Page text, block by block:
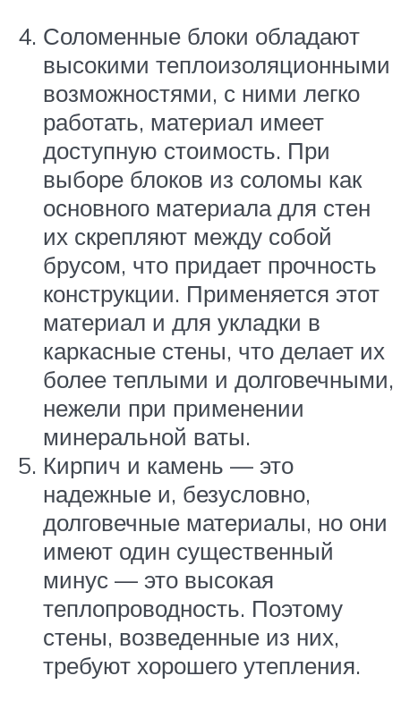
Соломенные блоки обладают
высокими теплоизоляционными
возможностями, с ними легко
работать, материал имеет
доступную стоимость. При
выборе блоков из соломы как
основного материала для стен
их скрепляют между собой
брусом, что придает прочность
конструкции. Применяется этот
материал и для укладки в
каркасные стены, что делает их
более теплыми и долговечными,
нежели при применении
минеральной ваты.
Кирпич и камень — это
надежные и, безусловно,
долговечные материалы, но они
имеют один существенный
минус — это высокая
теплопроводность. Поэтому
стены, возведенные из них,
требуют хорошего утепления.